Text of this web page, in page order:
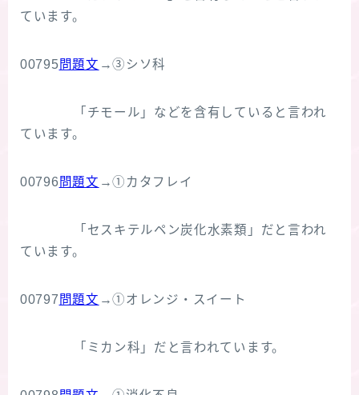
ています。
00795問題文 →③シソ科
「チモール」などを含有していると言われ
ています。
00796問題文 →①カタフレイ
「セスキテルペン炭化水素類」だと言われ
ています。
00797 問題文 →①オレンジ・スイート
「ミカン科」だと言われています。